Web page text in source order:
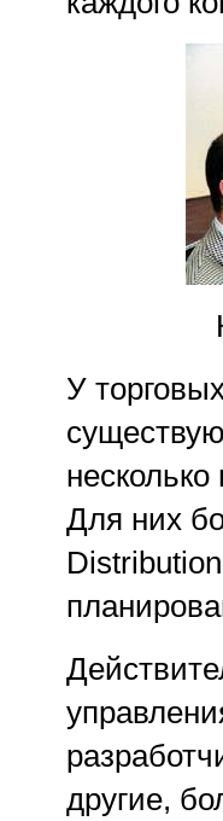
У
несколько
Для них
другие,